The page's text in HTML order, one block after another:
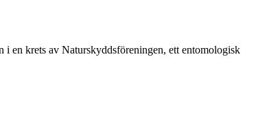
en krets av Naturskyddsföreningen, ett entomologisk